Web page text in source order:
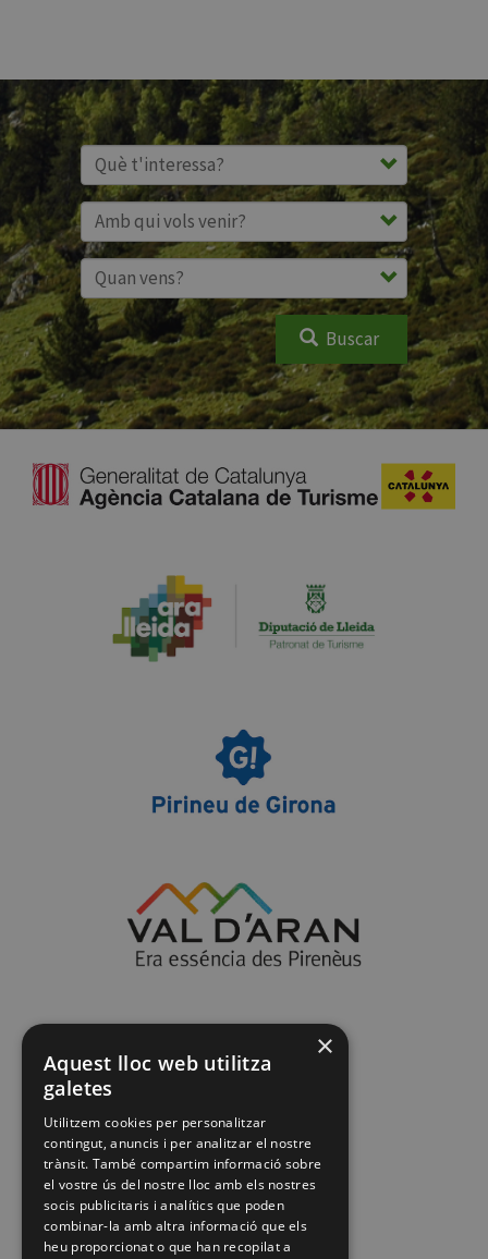
Buscar
×
Aquest lloc web utilitza
galetes
Utilitzem cookies per personalitzar
contingut, anuncis i per analitzar el nostre
trànsit. També compartim informació sobre
el vostre ús del nostre lloc amb els nostres
socis publicitaris i analítics que poden
combinar-la amb altra informació que els
heu proporcionat o que han recopilat a